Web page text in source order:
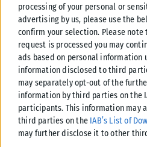
processing of your personal or
advertising by us, please use the
confirm your selection. Please
request is processed you may
ads based on personal information
information disclosed to third
may separately opt-out of the
information by third parties on the
participants. This information may
third parties on the IAB’s List of
may further disclose it to other
ΠΟΛΙΤΙΚΉ
Αυτοψία Λίνας Μενδώνη στα
πυρκαγιάς
Η υπουργός Πολιτισμού, Λίνα
5 Αυγούστου, το απόγευμα, αυτοψία
προκειμένου να...